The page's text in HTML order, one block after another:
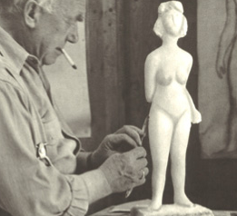
Datum
Inloop
Aanvang
Eindtijd
Entree€
Meer